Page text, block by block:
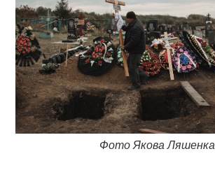
Фото Якова Ляшенка